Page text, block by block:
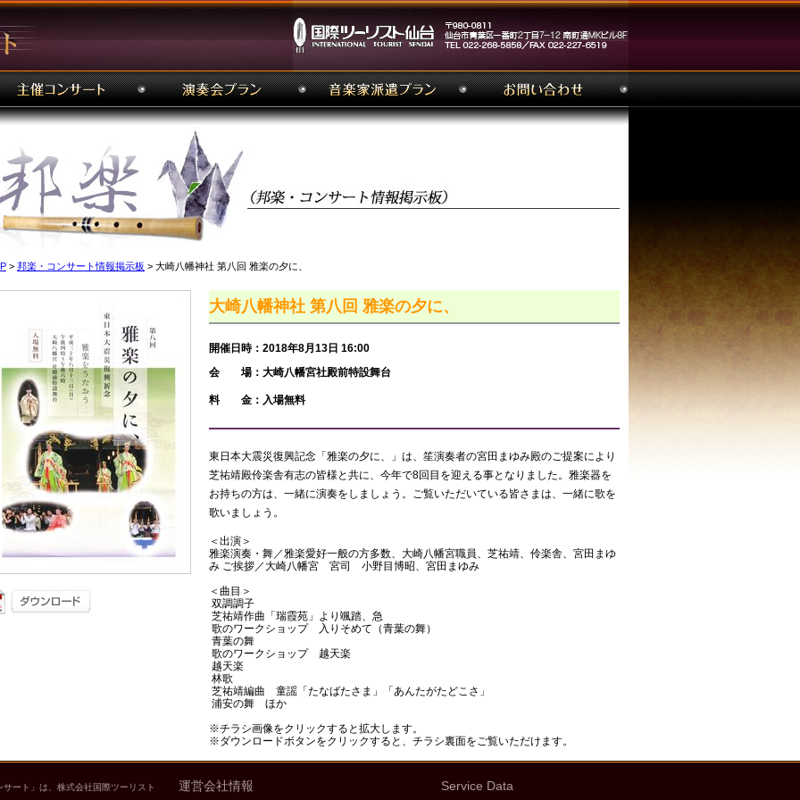
> 邦楽・コンサート情報掲示板 > 大崎八幡神社 第八回 雅楽の夕に、
大崎八幡神社 第八回 雅楽の夕に、
開催日時：2018年8月13日 16:00
会 場：大崎八幡宮社殿前特設舞台
料 金：入場無料
東日本大震災復興記念「雅楽の夕に、」は、笙演奏者の宮田まゆみ殿のご提案により
芝祐靖殿伶楽舎有志の皆様と共に、今年で8回目を迎える事となりました。雅楽器を
お持ちの方は、一緒に演奏をしましょう。ご覧いただいている皆さまは、一緒に歌を
歌いましょう。
＜出演＞
雅楽演奏・舞／雅楽愛好一般の方多数、大崎八幡宮職員、芝祐靖、伶楽舎、宮田まゆ
み ご挨拶／大崎八幡宮 宮司 小野目博昭、宮田まゆみ
＜曲目＞
双調調子
芝祐靖作曲「瑞霞苑」より颯踏、急
歌のワークショップ 入りそめて（青葉の舞）
青葉の舞
歌のワークショップ 越天楽
越天楽
林歌
芝祐靖編曲 童謡「たなばたさま」「あんたがたどこさ」
浦安の舞 ほか
※チラシ画像をクリックすると拡大します。
※ダウンロードボタンをクリックすると、チラシ裏面をご覧いただけます。
ート」は、株式会社国際ツーリスト 運営会社情報 Service Data